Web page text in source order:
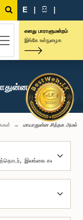
E | සි |
எனது பாராளுமன்றம்
இங்கே உள்நுழைக
சிந்தக
மாயாதுன்ன சிந்தக அமல்